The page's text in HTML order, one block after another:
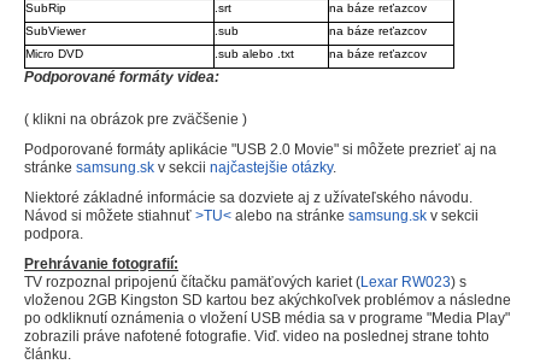
SubRip
.srt
na báze reťazcov
SubViewer
.sub
na báze reťazcov
Micro DVD
.sub alebo .txt na báze reťazcov
Podporované formáty videa:
( klikni na obrázok pre zväčšenie )
Podporované formáty aplikácie "USB 2.0 Movie" si môžete prezrieť aj na
stránke samsung.sk v sekcii najčastejšie otázky.
Niektoré základné informácie sa dozviete aj z užívateľského návodu.
Návod si môžete stiahnuť >TU< alebo na stránke samsung.sk v sekcii
podpora.
Prehrávanie fotografií:
TV rozpoznal pripojenú čítačku pamäťových kariet (Lexar RW023) s
vloženou 2GB Kingston SD kartou bez akýchkoľvek problémov a následne
po odkliknutí oznámenia o vložení USB média sa v programe "Media Play"
zobrazili práve nafotené fotografie. Viď. video na poslednej strane tohto
článku.